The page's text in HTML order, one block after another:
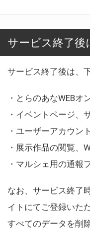
サービス終了後
サービス終了後は、
・とらのあなWEBオ
・イベントページ、
・ユーザーアカウン
・展示作品の閲覧、
・マルシェ用の通報
なお、サービス終了
イトにてご登録いた
すべてのデータを削